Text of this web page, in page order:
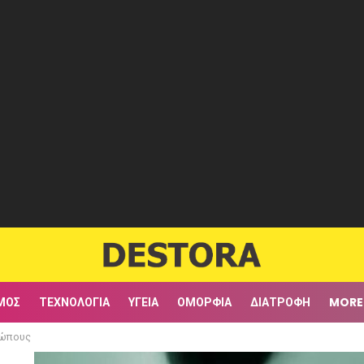
ΤΕΧΝΟΛΟΓΊΑ ΥΓΕΊΑ ΟΜΟΡΦΙΆ ΔΙΑΤΡΟΦΉ MORE